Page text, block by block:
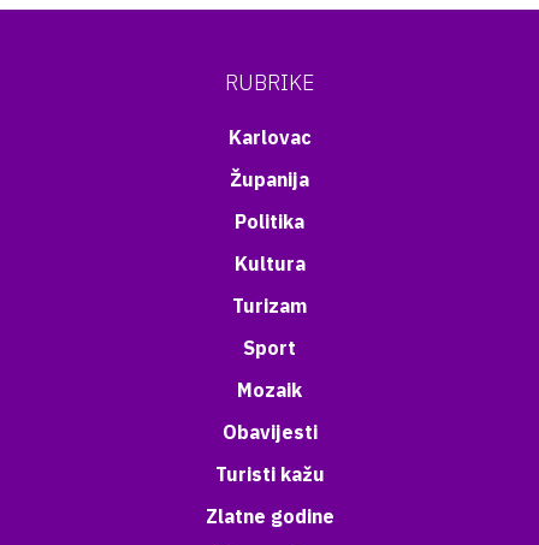
RUBRIKE
Karlovac
Županija
Politika
Kultura
Turizam
Sport
Mozaik
Obavijesti
Turisti kažu
Zlatne godine